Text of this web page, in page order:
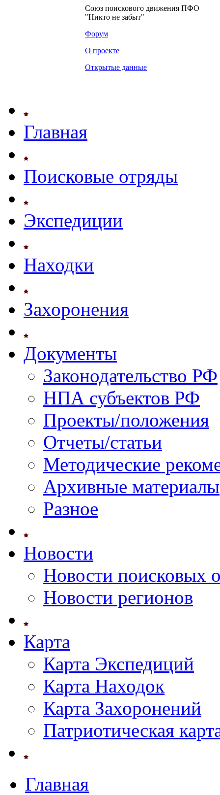
Союз поискового движения ПФО
"Никто не забыт"
Форум
О проекте
Открытые данные
Главная
Поисковые отряды
Экспедиции
Находки
Захоронения
Документы
Законодательство РФ
НПА субъектов РФ
Проекты/положения
Отчеты/статьи
Методические
Архивные материалы
Разное
Новости
Новости поисковых
Новости регионов
Карта
Карта Экспедиций
Карта Находок
Карта Захоронений
Патриотическая
Главная